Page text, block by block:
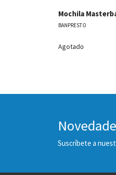
Mochila
BANPRESTO
Agotado
Suscríbete a